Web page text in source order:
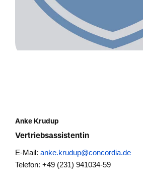
Anke Krudup
Vertriebsassistentin
E-Mail: anke.krudup@concordia.de
Telefon: +49 (231) 941034-59